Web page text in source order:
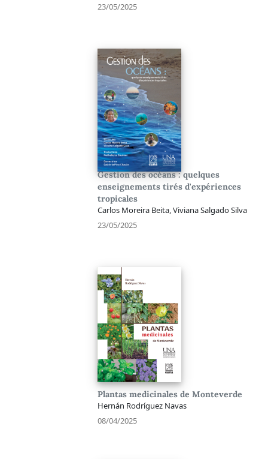
23/05/2025
Gestion des océans : quelques
enseignements tirés d'expériences
tropicales
Carlos Moreira Beita, Viviana Salgado Silva
23/05/2025
Plantas medicinales de Monteverde
Hernán Rodríguez Navas
08/04/2025